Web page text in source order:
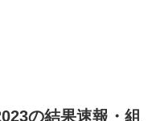
の結果速報・組